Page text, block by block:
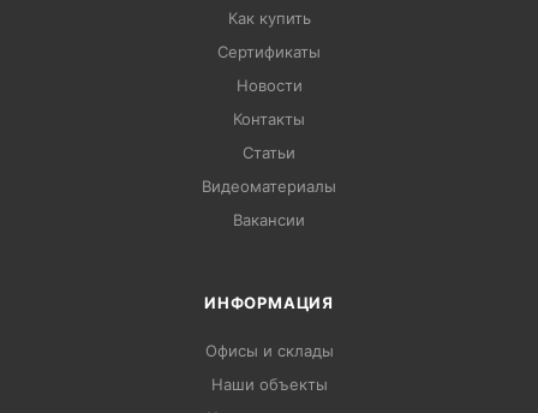
Как купить
Сертификаты
Новости
Контакты
Статьи
Видеоматериалы
Вакансии
ИНФОРМАЦИЯ
Офисы и склады
Наши объекты